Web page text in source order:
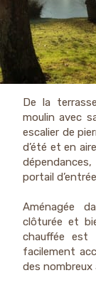
De la
moulin avec
escalier de
d’été et en
portail
Aménagée
clôturée et
chauffée est
facilement
des nombreux